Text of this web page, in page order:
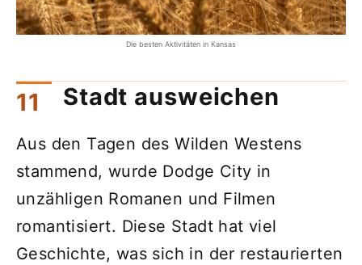
Die besten Aktivitäten in Kansas
Stadt ausweichen
Aus den Tagen des Wilden Westens
stammend, wurde Dodge City in
unzähligen Romanen und Filmen
romantisiert. Diese Stadt hat viel
Geschichte, was sich in der restaurierten